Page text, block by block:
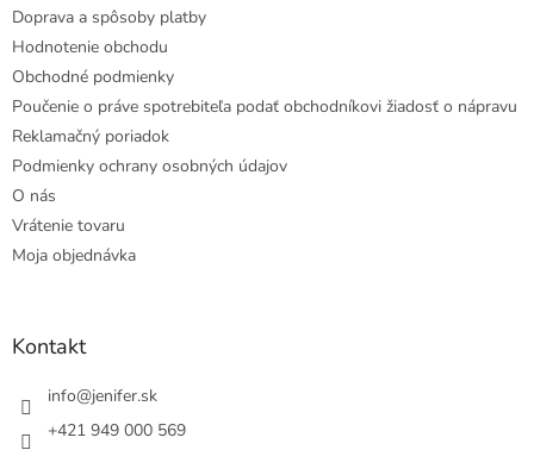
Doprava a spôsoby platby
Hodnotenie obchodu
Obchodné podmienky
Poučenie o práve spotrebiteľa podať obchodníkovi žiadosť o nápravu
Reklamačný poriadok
Podmienky ochrany osobných údajov
O nás
Vrátenie tovaru
Moja objednávka
Kontakt
info@jenifer.sk
+421 949 000 569